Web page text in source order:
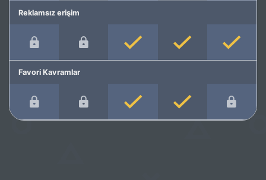
Reklamsız erişim
Favori Kavramlar